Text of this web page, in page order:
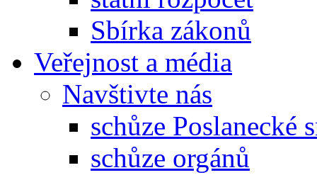
Sbírka zákonů
Veřejnost a média
Navštivte nás
schůze Poslanecké
schůze orgánů